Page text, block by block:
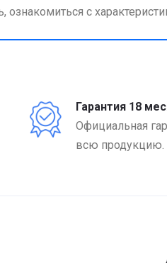
ознакомиться с
Гарантия 18
Официальная
всю продукцию.